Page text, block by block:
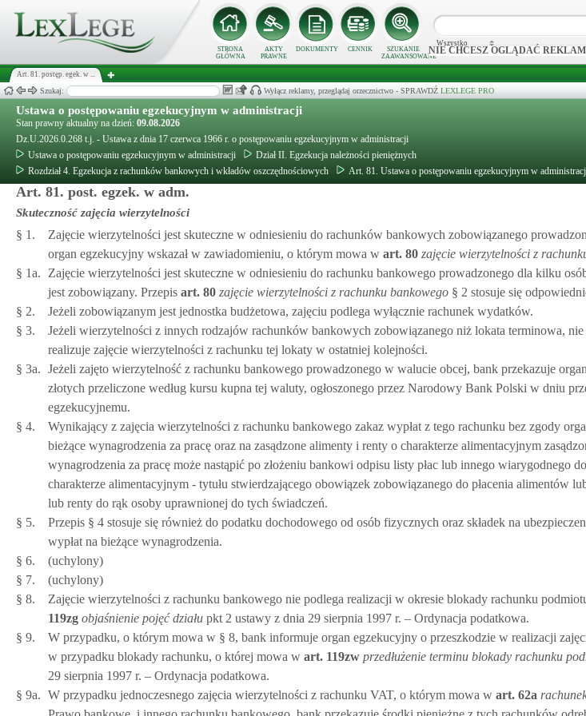
STRONA
GŁÓWNA
AKTY
PRAWNE
DOKUMENTY CENNIK
SZUKANIE
ZAAWANSOWANE
Wszystko
NIE CHCESZ OGLĄDAĆ
Art. 81. postęp. egek. w ...
Szukaj: Wyłącz reklamy, przeglądaj orzecznictwo - SPRAWDŹ LEXLEGE PRO
Ustawa o postępowaniu egzekucyjnym w administracji
Stan prawny aktualny na dzień: 09.08.2026
Dz.U.2026.0.268 t.j. - Ustawa z dnia 17 czerwca 1966 r. o postępowaniu egzekucyjnym w administracji
Ustawa o postępowaniu egzekucyjnym w administracji
Dział II. Egzekucja należności pieniężnych
Rozdział 4. Egzekucja z rachunków bankowych i wkładów oszczędnościowych
Art. 81. Ustawa o postępowaniu egzekucyjnym w
Art. 81. post. egzek. w adm.
Skuteczność zajęcia wierzytelności
§ 1.
Zajęcie wierzytelności jest skuteczne w odniesieniu do rachunków bankowych zobowiązanego
organ egzekucyjny wskazał w zawiadomieniu, o którym mowa w art. 80 zajęcie wierzytelności z
§ 1a.
Zajęcie wierzytelności jest skuteczne w odniesieniu do rachunku bankowego prowadzonego dla kilku
jest zobowiązany. Przepis art. 80 zajęcie wierzytelności z rachunku bankowego § 2 stosuje się
§ 2.
Jeżeli zobowiązanym jest jednostka budżetowa, zajęciu podlega wyłącznie rachunek wydatków.
§ 3.
Jeżeli wierzytelności z innych rodzajów rachunków bankowych zobowiązanego niż lokata terminowa,
realizuje zajęcie wierzytelności z rachunku tej lokaty w ostatniej kolejności.
§ 3a. Jeżeli zajęto wierzytelność z rachunku bankowego prowadzonego w walucie obcej, bank przekazuje
złotych przeliczone według kursu kupna tej waluty, ogłoszonego przez Narodowy Bank Polski w dniu
egzekucyjnemu.
§ 4.
Wynikający z zajęcia wierzytelności z rachunku bankowego zakaz wypłat z tego rachunku bez zgody
bieżące wynagrodzenia za pracę oraz na zasądzone alimenty i renty o charakterze alimentacyjnym
wynagrodzenia za pracę może nastąpić po złożeniu bankowi odpisu listy płac lub innego wiarygodnego
charakterze alimentacyjnym - tytułu stwierdzającego obowiązek zobowiązanego do płacenia alimentów
lub renty do rąk osoby uprawnionej do tych świadczeń.
§ 5.
Przepis § 4 stosuje się również do podatku dochodowego od osób fizycznych oraz składek na
wypłat na bieżące wynagrodzenia.
§ 6.
(uchylony)
§ 7.
(uchylony)
§ 8.
Zajęcie wierzytelności z rachunku bankowego nie podlega realizacji w okresie blokady rachunku
119zg objaśnienie pojęć działu pkt 2 ustawy z dnia 29 sierpnia 1997 r. – Ordynacja podatkowa.
§ 9.
W przypadku, o którym mowa w § 8, bank informuje organ egzekucyjny o przeszkodzie w realizacji
w przypadku blokady rachunku, o której mowa w art. 119zw przedłużenie terminu blokady rachunku
29 sierpnia 1997 r. – Ordynacja podatkowa.
§ 9a. W przypadku jednoczesnego zajęcia wierzytelności z rachunku VAT, o którym mowa w art. 62a